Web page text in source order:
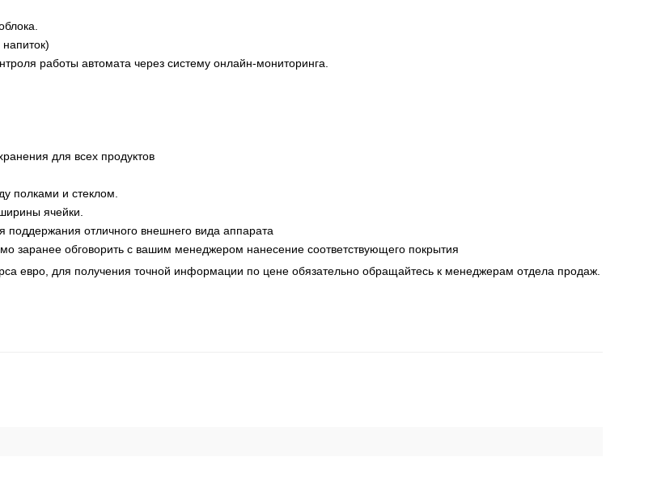
работы автомата через систему онлайн-мониторинга.
для всех продуктов
полками и стеклом.
ячейки.
поддержания отличного внешнего вида аппарата
заранее обговорить с вашим менеджером нанесение соответствующего покрытия
евро, для получения точной информации по цене обязательно обращайтесь к менеджерам отдела продаж.